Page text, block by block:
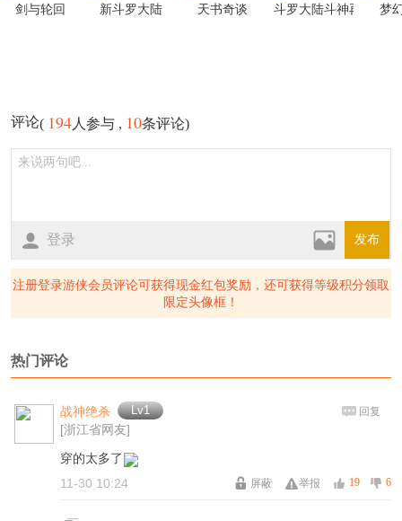
剑与轮回 新斗罗大陆 天书奇谈 斗罗大陆斗神再临 梦
评论( 194人参与 , 10条评论)
登录 发布
注册登录游侠会员评论可获得现金红包奖励，还可获得等级积分领取
限定头像框！
热门评论
战神绝杀 Lv1
[浙江省网友]
回复
穿的太多了
6
19
举报
屏蔽
11-30 10:24